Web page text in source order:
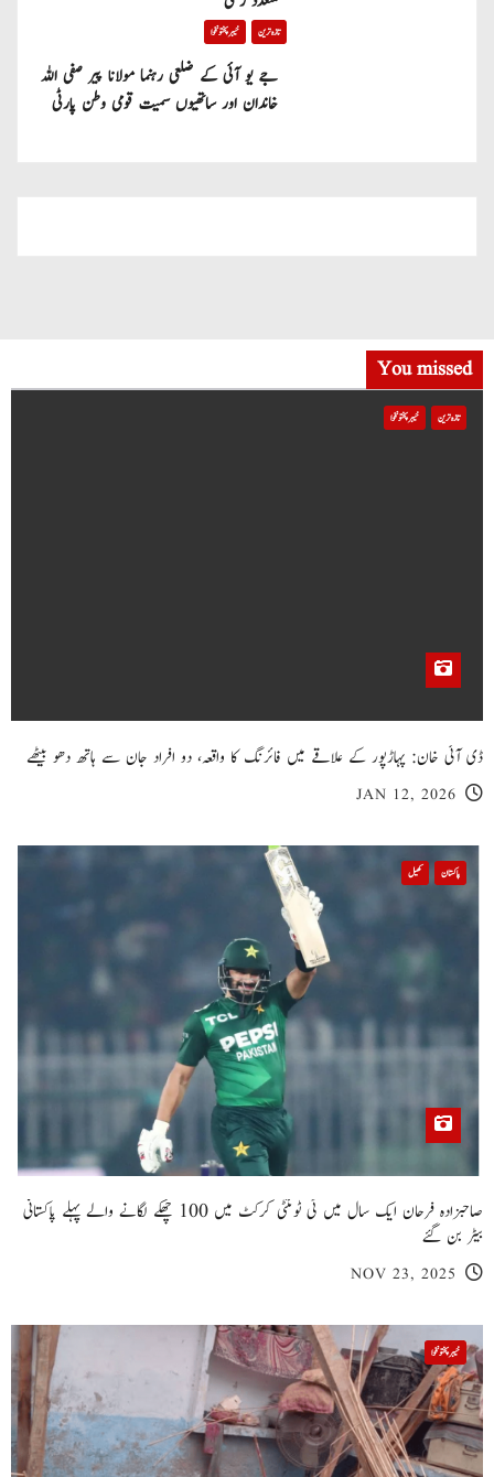
تازہ ترین خیبر پختونخوا
جے یو آئی کے ضلعی رہنما مولانا پیر صفی اللہ
خاندان اور ساتھیوں سمیت قومی وطن پارٹی
You missed
تازہ ترین خیبر پختونخوا
ڈی آئی خان: پہاڑپور کے علاقے میں فائرنگ کا واقعہ، دو افراد جان سے ہاتھ دھو بیٹھے
JAN 12, 2026
پاکستان کھیل
صاحبزادہ فرحان ایک سال میں ٹی ٹوئنٹی کرکٹ میں 100 چھکے لگانے والے پہلے پاکستانی
بیٹر بن گئے
NOV 23, 2025
خیبر پختونخوا